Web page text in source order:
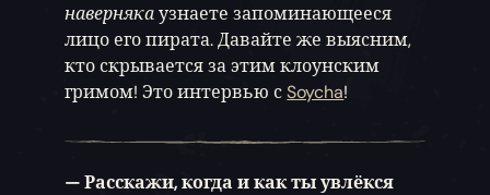
навернякаузнаете запоминающееся
лицо его пирата. Давайте же выясним,
кто скрывается за этим клоунским
гримом! Это интервью сSoycha!
— Расскажи, когда и как ты увлёкся